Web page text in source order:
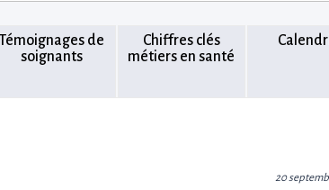
de
soignants
Chiffres clés
métiers en santé
20